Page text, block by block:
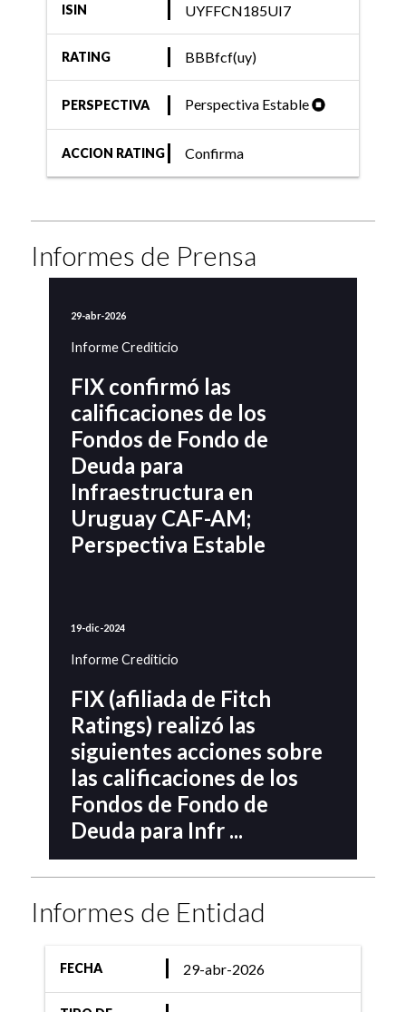
ISIN UYFFCN185UI7
RATING BBBfcf(uy)
PERSPECTIVA Perspectiva Estable
ACCION RATING Confirma
Informes de Prensa
29-abr-2026
Informe Crediticio
FIX confirmó las
calificaciones de los
Fondos de Fondo de
Deuda para
Infraestructura en
Uruguay CAF-AM;
Perspectiva Estable
19-dic-2024
Informe Crediticio
FIX (afiliada de Fitch
Ratings) realizó las
siguientes acciones sobre
las calificaciones de los
Fondos de Fondo de
Deuda para Infr ...
30-abr-2024
FIX (afiliada de Fitch
Informes de Entidad
FECHA 29-abr-2026